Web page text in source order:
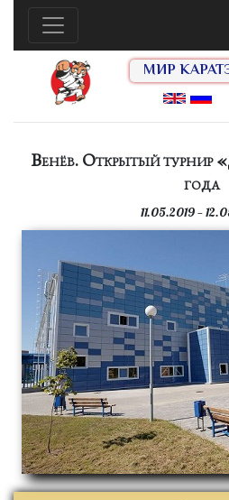
МИР
Венёв. Открытый турнир
года
11.05.2019 —